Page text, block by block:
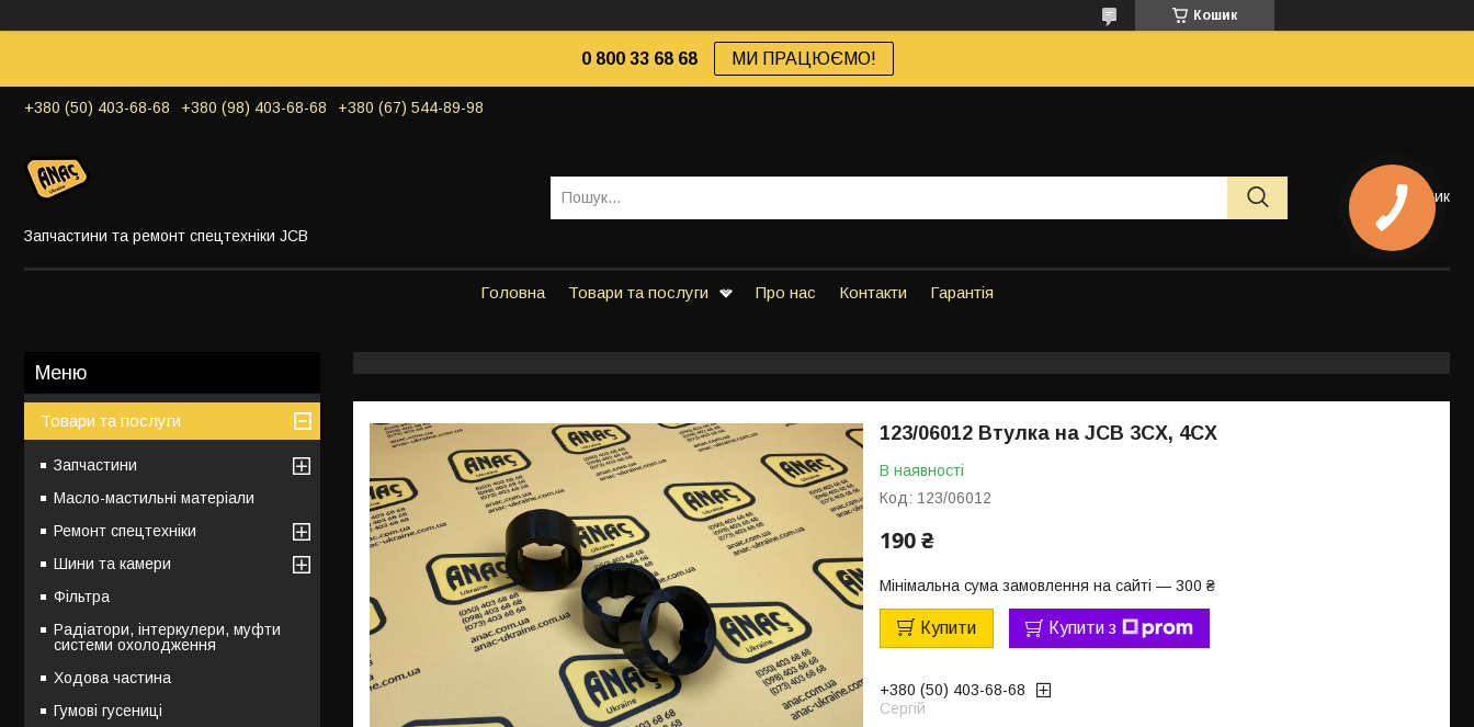
Кошик
0 800 33 68 68 МИ ПРАЦЮЄМО!
+380 (50) 403-68-68 +380 (98) 403-68-68 +380 (67) 544-89-98
Запчастини та ремонт спецтехніки JCB
Кошик
Головна Товари та послуги Про нас Контакти Гарантія
123/06012 Втулка на JCB 3CX, 4CX
В наявності
Код: 123/06012
190 ₴
Мінімальна сума замовлення на сайті — 300 ₴
Купити Купити з
+380 (50) 403-68-68
Сергій
Товари та послуги
Запчастини
Масло-мастильні матеріали
Ремонт спецтехніки
Шини та камери
Фільтра
Радіатори, інтеркулери, муфти
системи охолодження
Ходова частина
Гумові гусениці